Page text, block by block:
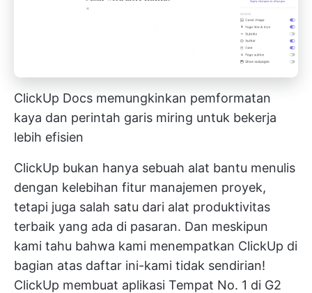
ClickUp Docs memungkinkan pemformatan
kaya dan perintah garis miring untuk bekerja
lebih efisien
ClickUp bukan hanya sebuah alat bantu menulis
dengan kelebihan fitur manajemen proyek,
tetapi juga salah satu dari alat produktivitas
terbaik yang ada di pasaran. Dan meskipun
kami tahu bahwa kami menempatkan ClickUp di
bagian atas daftar ini-kami tidak sendirian!
ClickUp membuat aplikasi Tempat No. 1 di G2